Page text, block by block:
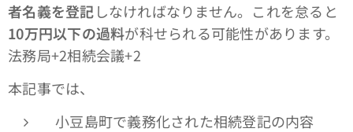
者名義を登記しなければなりません。これを怠ると
10万円以下の過料が科せられる可能性があります。
法務局+2相続会議+2
本記事では、
小豆島町で義務化された相続登記の内容